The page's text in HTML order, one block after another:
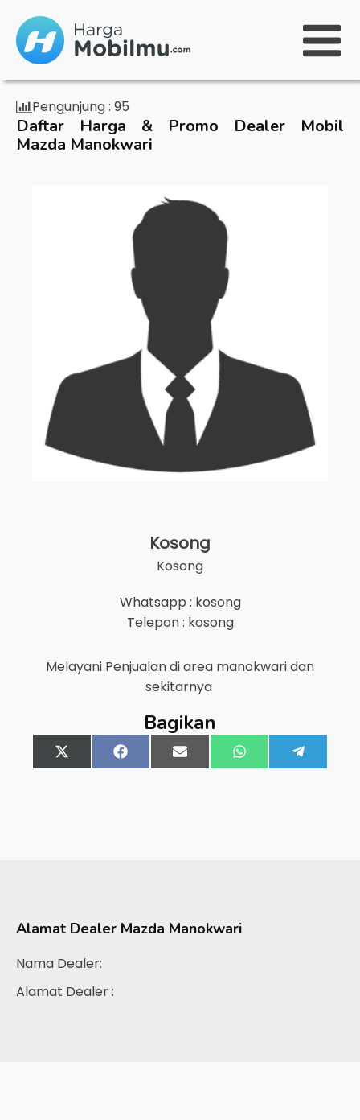
Pengunjung : 95
Daftar Harga & Promo Dealer Mobil
Mazda Manokwari
Kosong
Kosong
Whatsapp : kosong
Telepon : kosong
Melayani Penjualan di area manokwaridan
sekitarnya
Bagikan
Share
on
X
(Twitter)
Share
on
FacebookShare
on
Email Share
on
WhatsApp
on
Alamat Dealer Mazda Manokwari
Nama Dealer:
Alamat Dealer :